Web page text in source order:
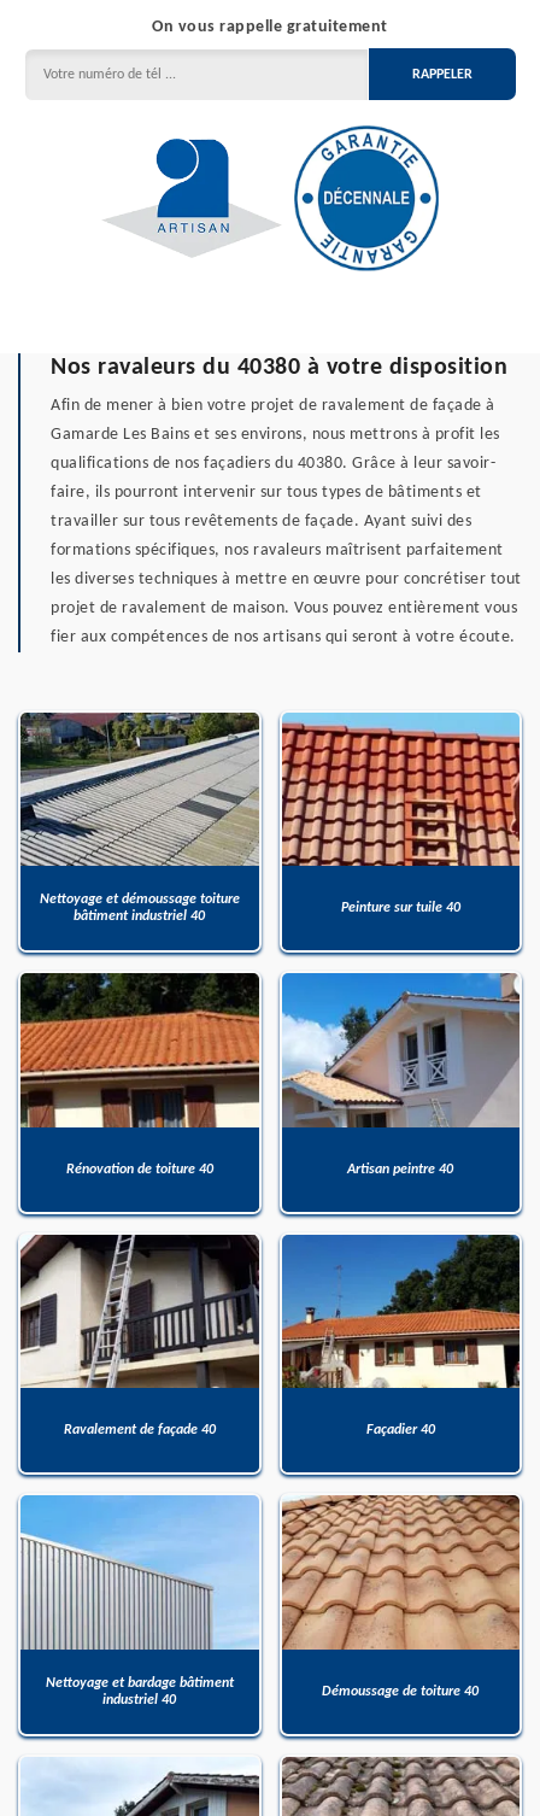
On vous rappelle gratuitement
Nos ravaleurs du 40380 à votre disposition
Afin de mener à bien votre projet de ravalement de façade à
Gamarde Les Bains et ses environs, nous mettrons à profit les
qualifications de nos façadiers du 40380. Grâce à leur savoir-
faire, ils pourront intervenir sur tous types de bâtiments et
travailler sur tous revêtements de façade. Ayant suivi des
formations spécifiques, nos ravaleurs maîtrisent parfaitement
les diverses techniques à mettre en œuvre pour concrétiser tout
projet de ravalement de maison. Vous pouvez entièrement vous
fier aux compétences de nos artisans qui seront à votre écoute.
Nettoyage et démoussage toiture
bâtiment industriel 40
Peinture sur tuile 40
Rénovation de toiture 40 Artisan peintre 40
Ravalement de façade 40 Façadier 40
Nettoyage et bardage bâtiment
industriel 40
Démoussage de toiture 40